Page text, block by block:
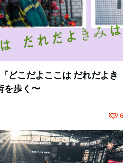
どこだよここは だれだよき
を歩く〜
6